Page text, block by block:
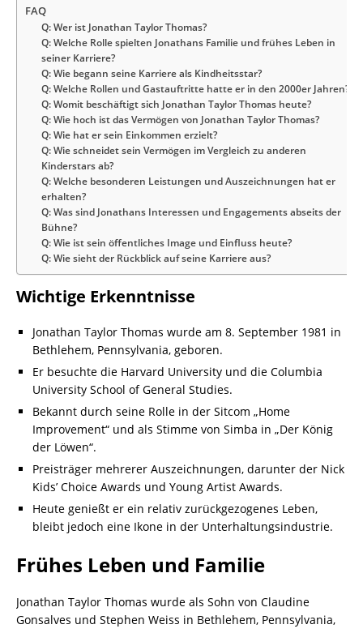
FAQ
Q: Wer ist Jonathan Taylor Thomas?
Q: Welche Rolle spielten Jonathans Familie und frühes Leben in
seiner Karriere?
Q: Wie begann seine Karriere als Kindheitsstar?
Q: Welche Rollen und Gastauftritte hatte er in den 2000er Jahren?
Q: Womit beschäftigt sich Jonathan Taylor Thomas heute?
Q: Wie hoch ist das Vermögen von Jonathan Taylor Thomas?
Q: Wie hat er sein Einkommen erzielt?
Q: Wie schneidet sein Vermögen im Vergleich zu anderen
Kinderstars ab?
Q: Welche besonderen Leistungen und Auszeichnungen hat er
erhalten?
Q: Was sind Jonathans Interessen und Engagements abseits der
Bühne?
Q: Wie ist sein öffentliches Image und Einfluss heute?
Q: Wie sieht der Rückblick auf seine Karriere aus?
Wichtige Erkenntnisse
Jonathan Taylor Thomas wurde am 8. September 1981 in
Bethlehem, Pennsylvania, geboren.
Er besuchte die Harvard University und die Columbia
University School of General Studies.
Bekannt durch seine Rolle in der Sitcom „Home
Improvement“ und als Stimme von Simba in „Der König
der Löwen“.
Preisträger mehrerer Auszeichnungen, darunter der Nick
Kids’ Choice Awards und Young Artist Awards.
Heute genießt er ein relativ zurückgezogenes Leben,
bleibt jedoch eine Ikone in der Unterhaltungsindustrie.
Frühes Leben und Familie
Jonathan Taylor Thomas wurde als Sohn von Claudine
Gonsalves und Stephen Weiss in Bethlehem, Pennsylvania,